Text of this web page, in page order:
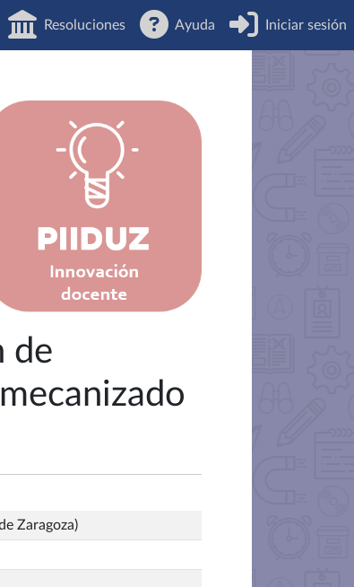
Resoluciones Ayuda Iniciar sesión
de
Zaragoza)